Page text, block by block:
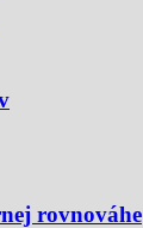
rovnováhe